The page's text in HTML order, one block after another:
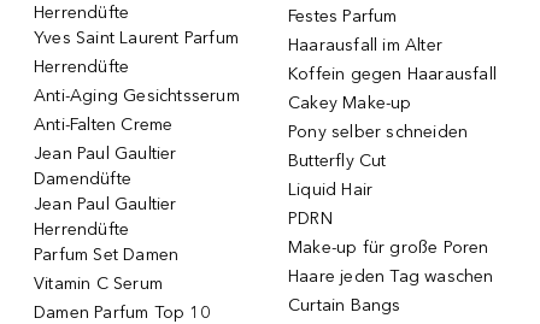
Herrendüfte
Yves Saint Laurent Parfum
Herrendüfte
Anti-Aging Gesichtsserum
Anti-Falten Creme
Jean Paul Gaultier
Damendüfte
Jean Paul Gaultier
Herrendüfte
Parfum Set Damen
Vitamin C Serum
Damen Parfum Top 10
Festes Parfum
Haarausfall im Alter
Koffein gegen Haarausfall
Cakey Make-up
Pony selber schneiden
Butterfly Cut
Liquid Hair
PDRN
Make-up für große Poren
Haare jeden Tag waschen
Curtain Bangs